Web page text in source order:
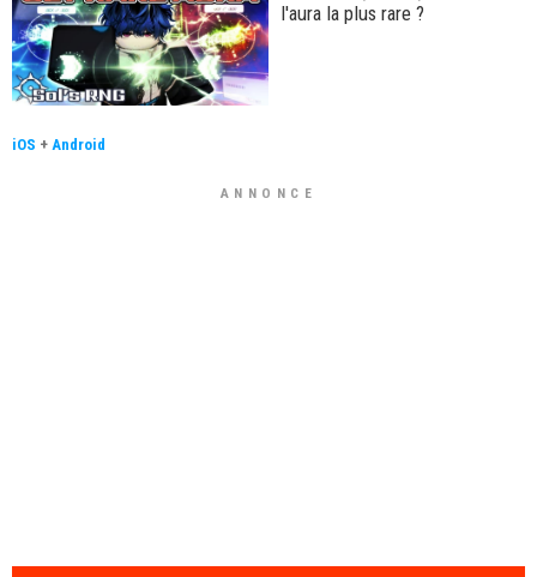
l'aura la plus rare ?
iOS + Android
ANNONCE